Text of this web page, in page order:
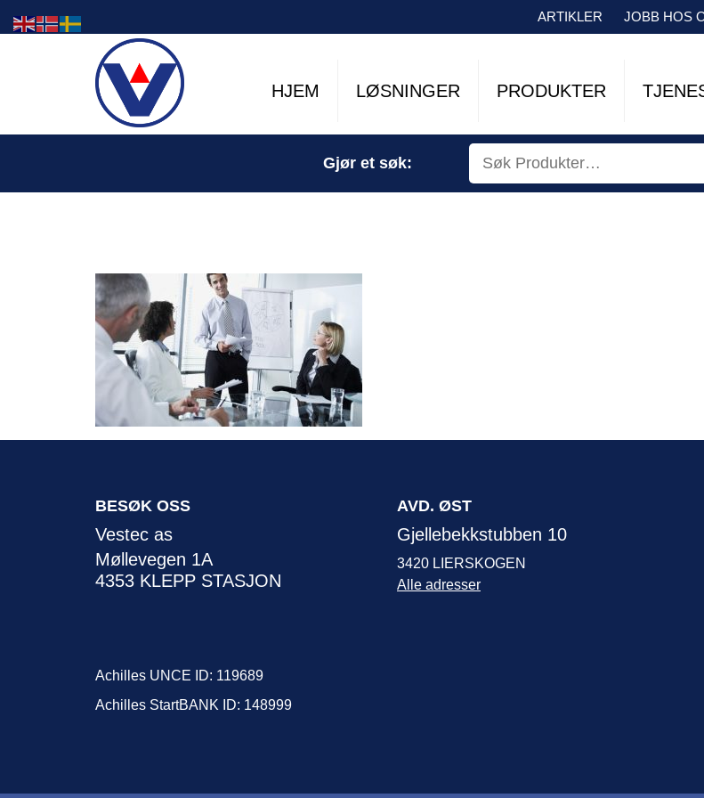
ARTIKLER JOBB HOS
HJEM LØSNINGER PRODUKTER
Gjør et søk:
BESØK OSS
Vestec as
Møllevegen 1A
4353 KLEPP STASJON
AVD. ØST
Gjellebekkstubben 10
3420 LIERSKOGEN
Alle adresser
Achilles UNCE ID: 119689
Achilles StartBANK ID: 148999